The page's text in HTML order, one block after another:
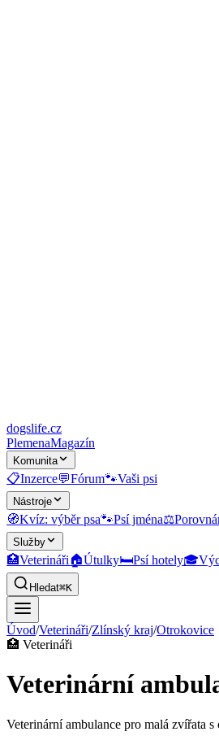
dogslife.cz
PlemenaMagazín
Komunita
📋Inzerce💬Fórum🐾Vaši psi
Nástroje
🧭Kvíz: výběr psa🐾Psí jména⚖️
Služby
🏥Veterináři🏠Útulky🛏️Psí hotely🎓
Hledat⌘K
Úvod/Veterináři/Zlínský kraj/Otrokovice
🏥 Veterináři
Veterinární
Veterinární ambulance pro malá zvířata